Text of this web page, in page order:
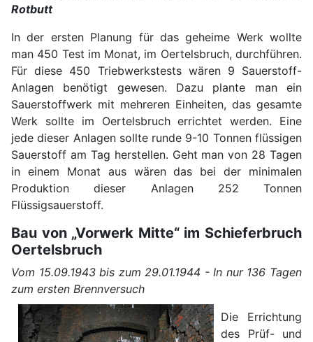
Rotbutt
In der ersten Planung für das geheime Werk wollte
man 450 Test im Monat, im Oertelsbruch, durchführen.
Für diese 450 Triebwerkstests wären 9 Sauerstoff-
Anlagen benötigt gewesen. Dazu plante man ein
Sauerstoffwerk mit mehreren Einheiten, das gesamte
Werk sollte im Oertelsbruch errichtet werden. Eine
jede dieser Anlagen sollte runde 9-10 Tonnen flüssigen
Sauerstoff am Tag herstellen. Geht man von 28 Tagen
in einem Monat aus wären das bei der minimalen
Produktion dieser Anlagen 252 Tonnen
Flüssigsauerstoff.
Bau von „Vorwerk Mitte“ im Schieferbruch
Oertelsbruch
Vom 15.09.1943 bis zum 29.01.1944 - In nur 136 Tagen
zum ersten Brennversuch
Die Errichtung
des Prüf- und